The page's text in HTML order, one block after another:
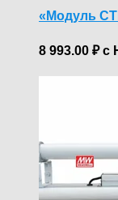
«Модуль
8 993.00 ₽с